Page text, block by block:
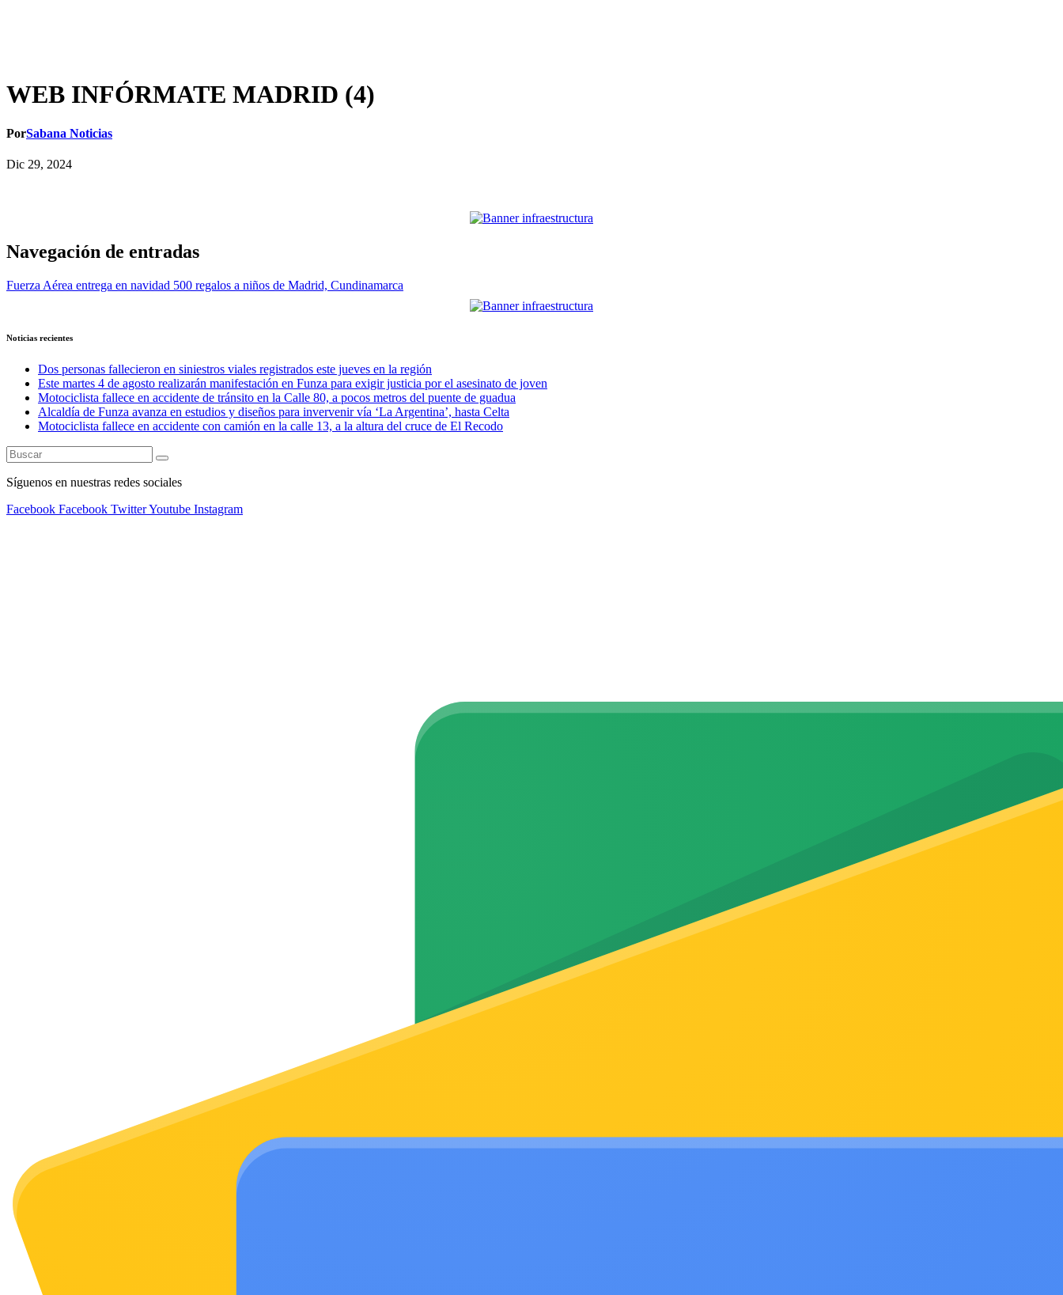
WEB INFÓRMATE MADRID (4)
PorSabana Noticias
Dic 29, 2024
Navegación de entradas
Fuerza Aérea entrega en navidad 500 regalos a niños de Madrid, Cundinamarca
Noticias recientes
Dos personas fallecieron en siniestros viales registrados este jueves en la región
Este martes 4 de agosto realizarán manifestación en Funza para exigir justicia por el asesinato de joven
Motociclista fallece en accidente de tránsito en la Calle 80, a pocos metros del puente de guadua
Alcaldía de Funza avanza en estudios y diseños para invervenir vía ‘La Argentina’, hasta Celta
Motociclista fallece en accidente con camión en la calle 13, a la altura del cruce de El Recodo
Síguenos en nuestras redes sociales
Facebook Facebook TwitterYoutube Instagram